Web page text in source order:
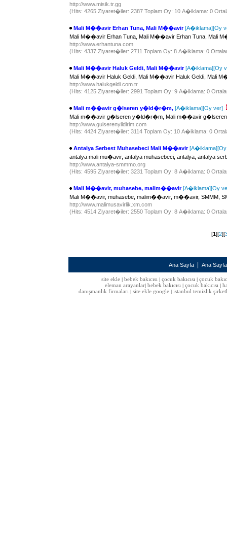
http://www.misik.tr.gg
(Hits: 4265 Ziyaret�iler: 2387 Toplam Oy: 10 A�iklama: 0
Mali M��avir Erhan Tuna, Mali M��avir[A�iklama][Oy
Mali M��avir Erhan Tuna, Mali M��avir Erhan Tuna, Mali
http://www.erhantuna.com
(Hits: 4337 Ziyaret�iler: 2711 Toplam Oy: 8 A�iklama: 0
Mali M��avir Haluk Geldi, Mali M��avir[A�iklama][Oy
Mali M��avir Haluk Geldi, Mali M��avir Haluk Geldi, Mali
http://www.halukgeldi.com.tr
(Hits: 4125 Ziyaret�iler: 2991 Toplam Oy: 9 A�iklama: 0
Mali m��avir g�lseren y�ld�r�m, [A�iklama][Oy ver]
Mali m��avir g�lseren y�ld�r�m, Mali m��avir
http://www.gulserenyildirim.com
(Hits: 4424 Ziyaret�iler: 3114 Toplam Oy: 10 A�iklama: 0
Antalya Serbest Muhasebeci Mali M��avir [A�iklama]
antalya mali mu�avir, antalya muhasebeci, antalya, antalya
http://www.antalya-smmmo.org
(Hits: 4595 Ziyaret�iler: 3231 Toplam Oy: 8 A�iklama: 0
Mali M��avir, muhasebe, malim��avir[A�iklama][Oy
Mali M��avir, muhasebe, malim��avir, m��avir, SMMM,
http://www.malimusavirlik.xm.com
(Hits: 4514 Ziyaret�iler: 2550 Toplam Oy: 8 A�iklama: 0
[1][2][
Ana Sayfa Ana
site ekle| bebek bakıcısı| çocuk bakıcısı| çocuk
eleman arayanlar bebek bakıcısı çocuk bakıcısı
danışmanlık firmaları
site ekle google istanbul temizlik